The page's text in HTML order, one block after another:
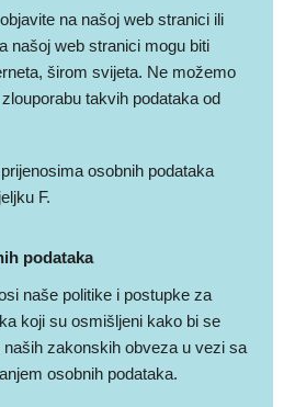
na našoj web stranici ili
našoj web stranici mogu biti
širom svijeta. Ne možemo
takvih podataka od
osobnih podataka
F.
podataka
naše politike i postupke za
koji su osmišljeni kako bi se
zakonskih obveza u vezi sa
osobnih podataka.